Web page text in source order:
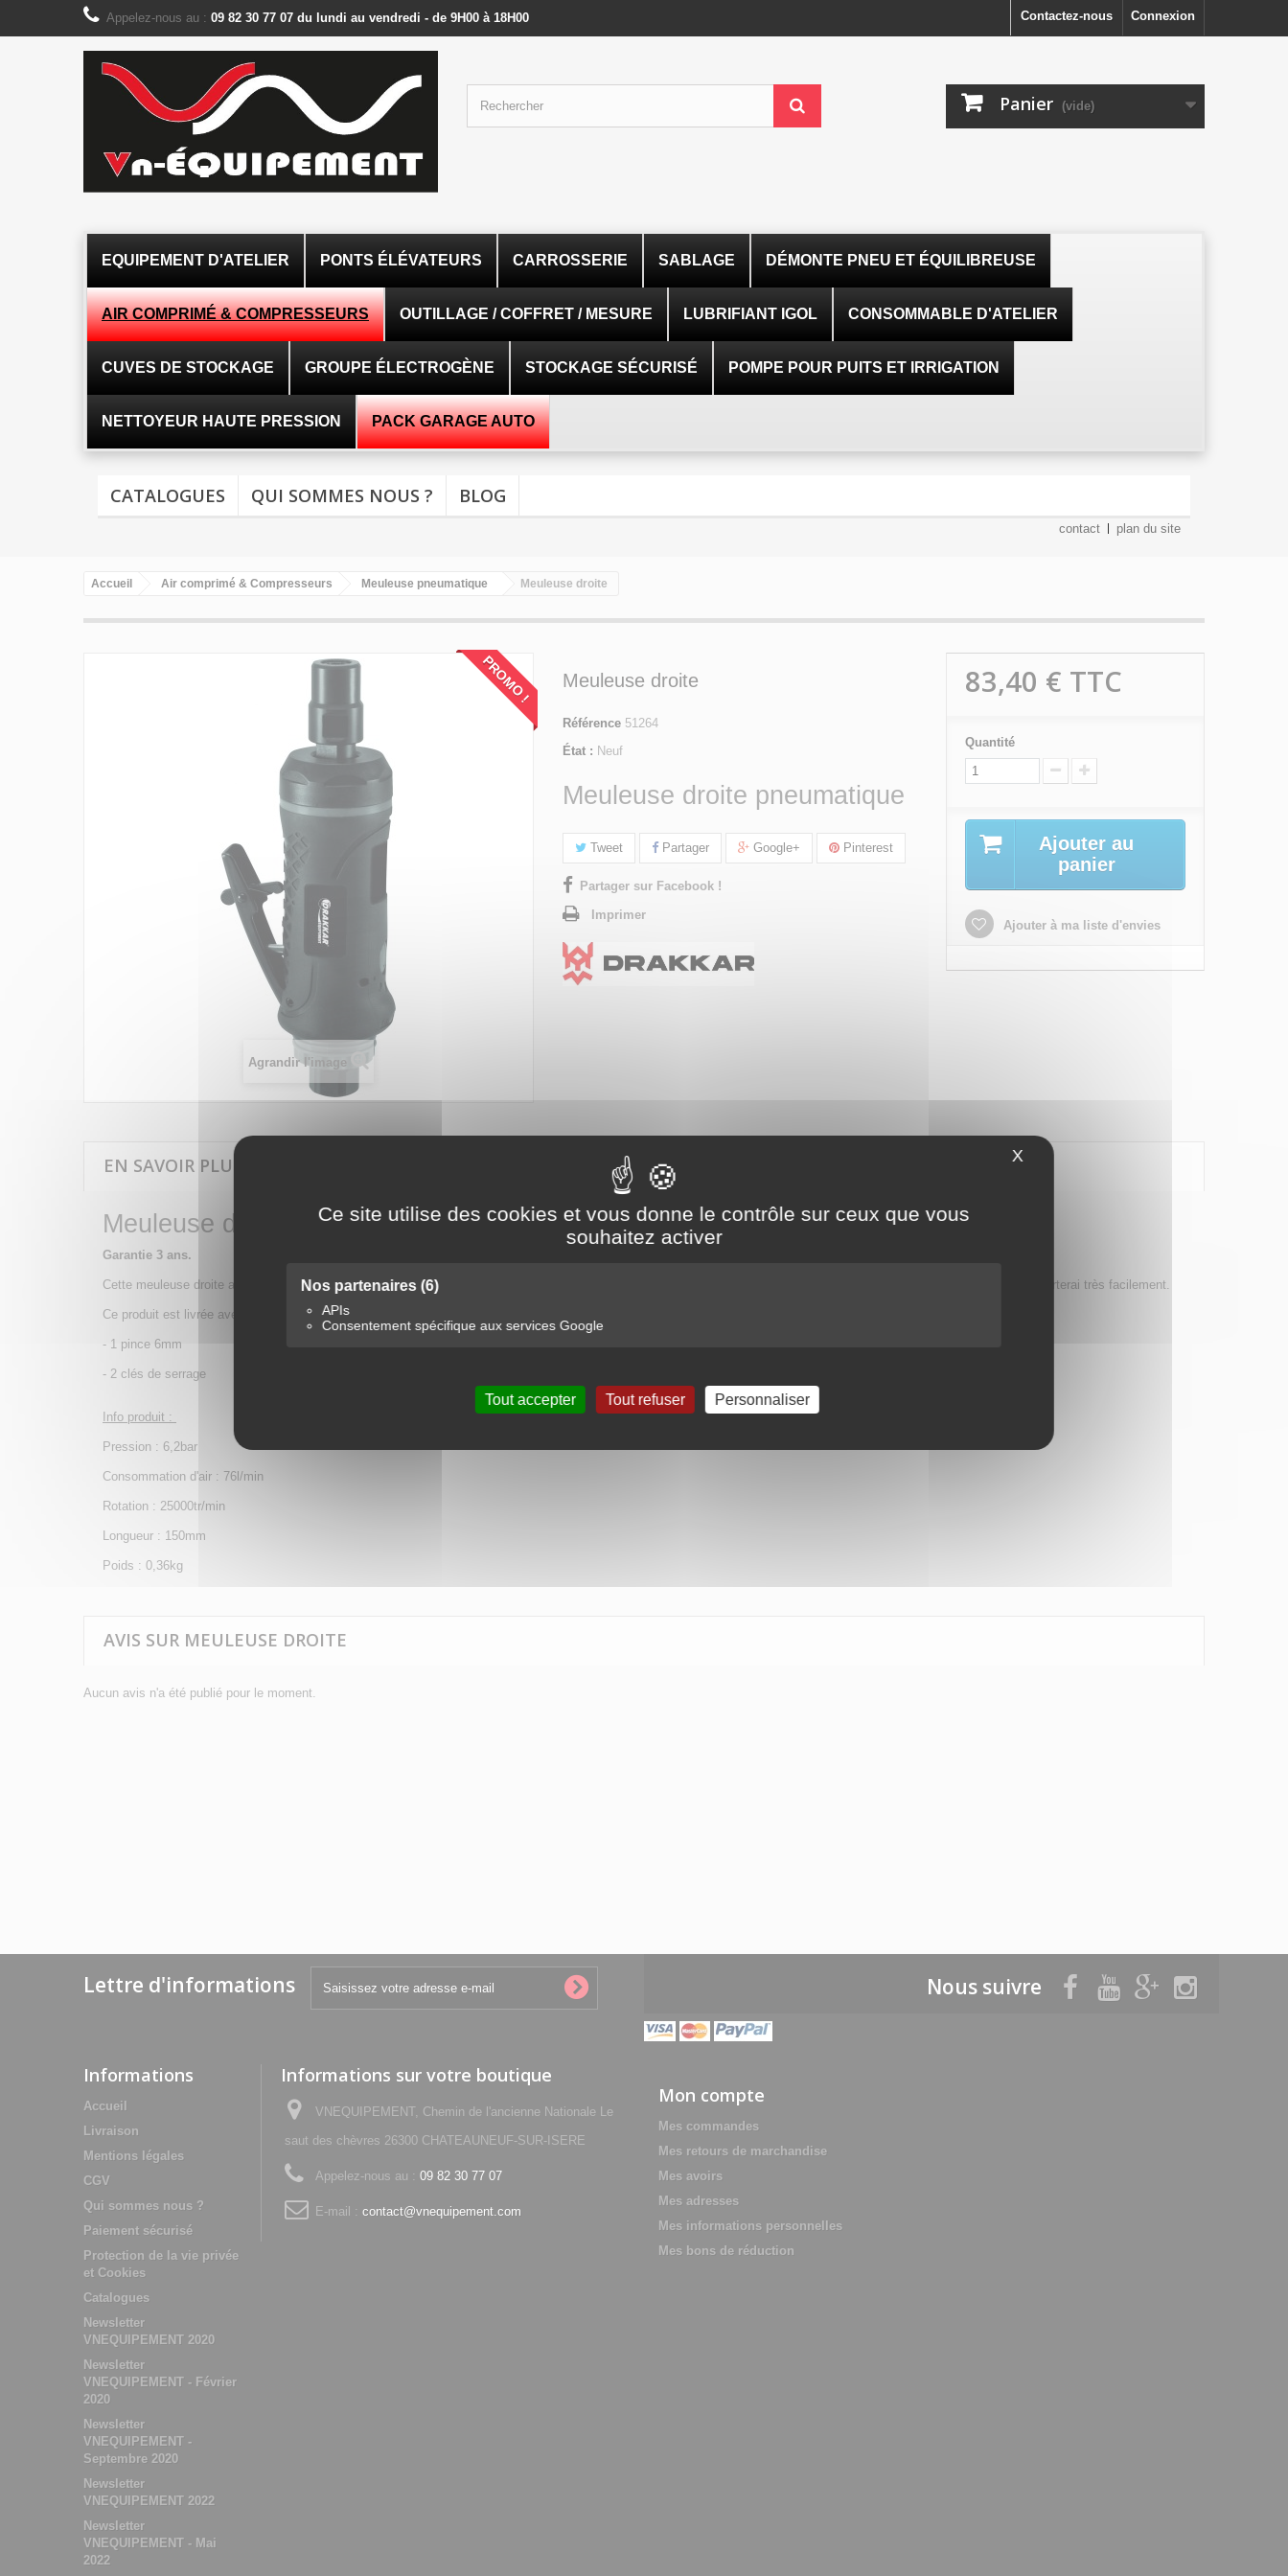
Panneau de gestion des cookies
Ce site utilise des cookies et vous donne le contrôle sur ceux que vous
souhaitez activer
Nos partenaires (6)
APIs
Consentement spécifique aux services Google
Tout accepter Tout refuser Personnaliser
X Masquer le bandeau des cookies
Connexion
Contactez-nous
Appelez-nous au : 09 82 30 77 07 du lundi au vendredi - de 9H00 à 18H00
Panier (vide)
EQUIPEMENT D'ATELIER PONTS ÉLÉVATEURS CARROSSERIE SABLAGE DÉMONTE PNEU ET ÉQUILIBREUSE
AIR COMPRIMÉ & COMPRESSEURS OUTILLAGE / COFFRET / MESURE LUBRIFIANT IGOL CONSOMMABLE D'ATELIER
CUVES DE STOCKAGE GROUPE ÉLECTROGÈNE STOCKAGE SÉCURISÉ POMPE POUR PUITS ET IRRIGATION
NETTOYEUR HAUTE PRESSION PACK GARAGE AUTO
CATALOGUES QUI SOMMES NOUS ? BLOG
contact plan du site
Accueil Air comprimé & Compresseurs Meuleuse pneumatique Meuleuse droite
PROMO !
Agrandir l'image
Meuleuse droite
Référence 51264
État : Neuf
Meuleuse droite pneumatique
Tweet Partager Google+ Pinterest
Partager sur Facebook !
Imprimer
83,40 € TTC
Quantité
Ajouter au
panier
Ajouter à ma liste d'envies
EN SAVOIR PLUS SUR MEULEUSE DROITE
Meuleuse droite
Garantie 3 ans.
Cette meuleuse droite avec poignée en composite vous servira à meuler ou à découper de nombreux matériaux métal, bois, plastiques. Légère et maniable vous la transporterai très facilement.
Ce produit est livrée avec :
- 1 pince 6mm
- 2 clés de serrage
Info produit :
Pression : 6,2bar
Consommation d'air : 76l/min
Rotation : 25000tr/min
Longueur : 150mm
Poids : 0,36kg
AVIS SUR MEULEUSE DROITE
Aucun avis n'a été publié pour le moment.
Lettre d'informations Nous suivre
Informations
Accueil
Livraison
Mentions légales
CGV
Qui sommes nous ?
Paiement sécurisé
Protection de la vie privée
et Cookies
Catalogues
Newsletter
VNEQUIPEMENT 2020
Newsletter
VNEQUIPEMENT - Février
2020
Newsletter
VNEQUIPEMENT -
Septembre 2020
Newsletter
VNEQUIPEMENT 2022
Newsletter
VNEQUIPEMENT - Mai
2022
Informations sur votre boutique
VNEQUIPEMENT, Chemin de l'ancienne Nationale Le
saut des chèvres 26300 CHATEAUNEUF-SUR-ISERE
Appelez-nous au : 09 82 30 77 07
E-mail : contact@vnequipement.com
Mon compte
Mes commandes
Mes retours de marchandise
Mes avoirs
Mes adresses
Mes informations personnelles
Mes bons de réduction